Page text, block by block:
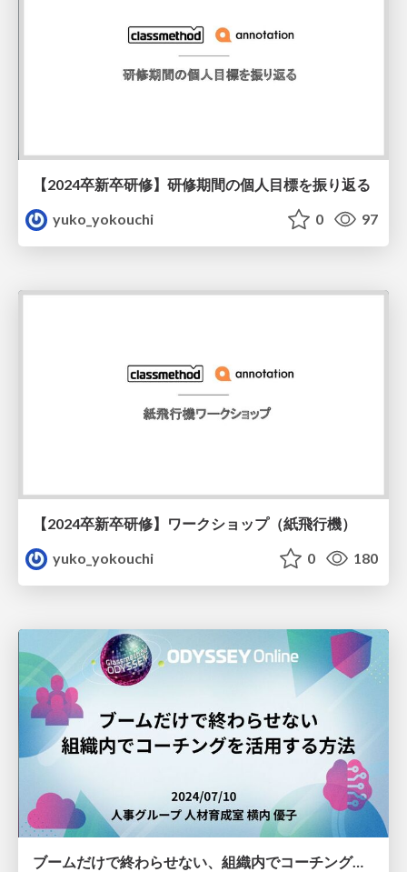
【2024卒新卒研修】研修期間の個人目標を振り返る
yuko_yokouchi
0 97
【2024卒新卒研修】ワークショップ（紙飛行機）
yuko_yokouchi
0 180
ブームだけで終わらせない、組織内でコーチングを活用する方法/How to Use Coaching in Your Organization Without It Being Just a Fad